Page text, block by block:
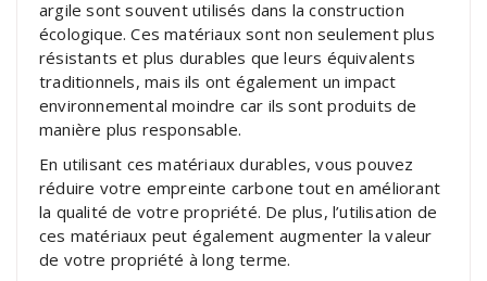
argile sont souvent utilisés dans la construction
écologique. Ces matériaux sont non seulement plus
résistants et plus durables que leurs équivalents
traditionnels, mais ils ont également un impact
environnemental moindre car ils sont produits de
manière plus responsable.
En utilisant ces matériaux durables, vous pouvez
réduire votre empreinte carbone tout en améliorant
la qualité de votre propriété. De plus, l’utilisation de
ces matériaux peut également augmenter la valeur
de votre propriété à long terme.